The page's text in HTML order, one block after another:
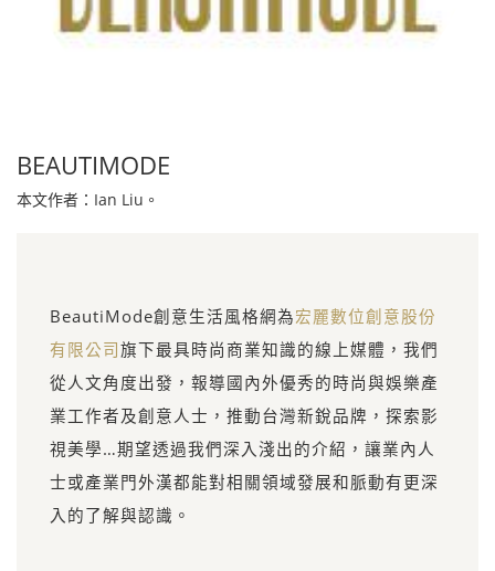
BEAUTIMODE
本文作者：Ian Liu。
BeautiMode創意生活風格網為宏麗數位創意股份
有限公司旗下最具時尚商業知識的線上媒體，我們
從人文角度出發，報導國內外優秀的時尚與娛樂產
業工作者及創意人士，推動台灣新銳品牌，探索影
視美學…期望透過我們深入淺出的介紹，讓業內人
士或產業門外漢都能對相關領域發展和脈動有更深
入的了解與認識。